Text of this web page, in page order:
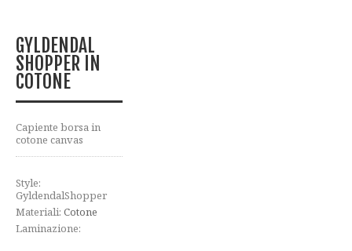
GYLDENDAL
SHOPPER IN
COTONE
Capiente borsa in
cotone canvas
Style:
GyldendalShopper
Materiali: Cotone
Laminazione: